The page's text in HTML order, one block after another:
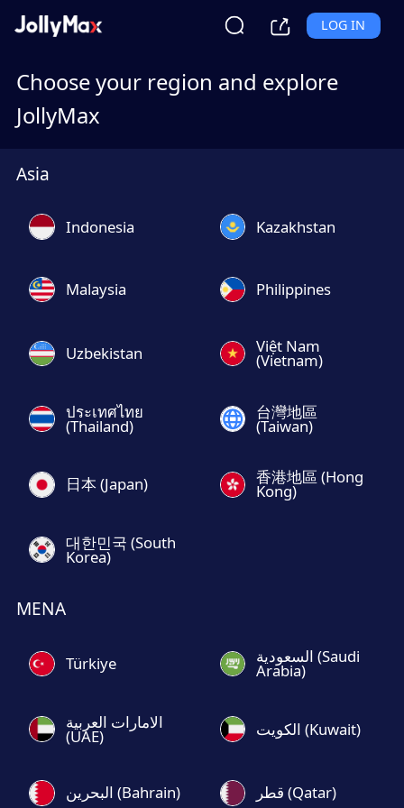
LOG IN
Choose your region and explore
JollyMax
Asia
Indonesia Kazakhstan
Malaysia Philippines
Uzbekistan Việt Nam
(Vietnam)
ประเทศไทย
(Thailand)
台灣地區
(Taiwan)
日本 (Japan) 香港地區 (Hong
Kong)
대한민국 (South
Korea)
MENA
Türkiye السعودية (Saudi
Arabia)
الامارات العربية
(UAE) الكويت (Kuwait)
البحرين (Bahrain) قطر (Qatar)